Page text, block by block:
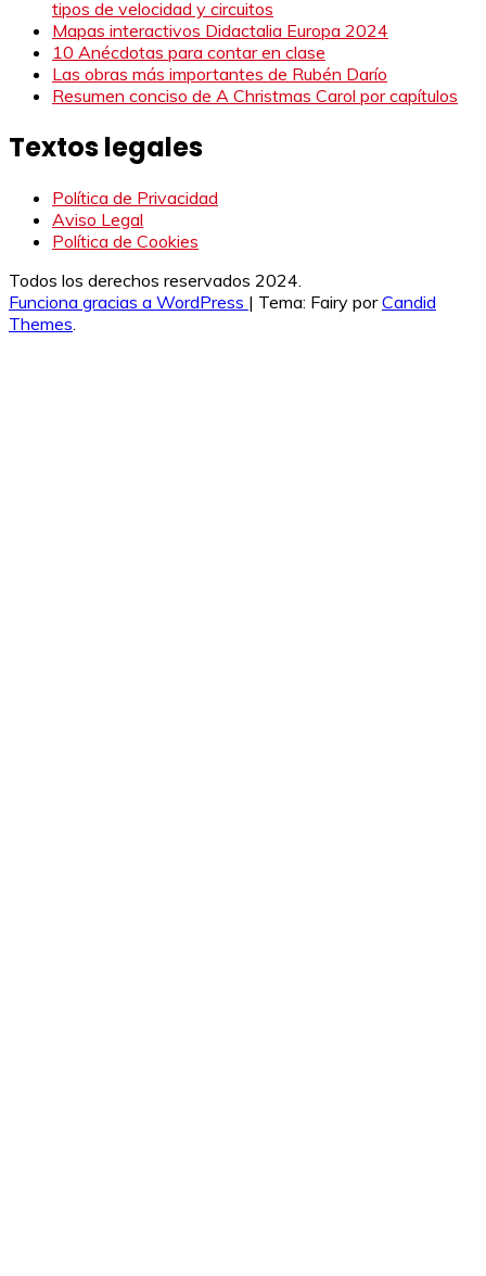
tipos de velocidad y circuitos
Mapas interactivos Didactalia Europa 2024
10 Anécdotas para contar en clase
Las obras más importantes de Rubén Darío
Resumen conciso de A Christmas Carol por capítulos
Textos legales
Política de Privacidad
Aviso Legal
Política de Cookies
Todos los derechos reservados 2024.
Funciona gracias a WordPress | Tema: Fairy porCandid
Themes.